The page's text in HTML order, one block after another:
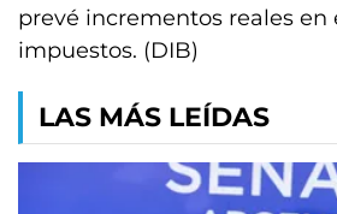
prevé incrementos reales en
impuestos. (DIB)
LAS MÁS LEÍDAS